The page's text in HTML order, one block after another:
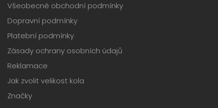
Všeobecné obchodní podmínky
Dopravní podmínky
Platební podmínky
Zásady ochrany osobních údajů
Reklamace
Jak zvolit velikost kola
Značky